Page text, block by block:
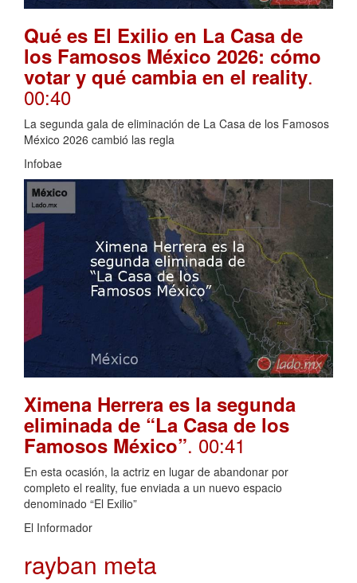
Qué es El Exilio en La Casa de
los Famosos México 2026: cómo
votar y qué cambia en el reality.
00:40
La segunda gala de eliminación de La Casa de los Famosos
México 2026 cambió las regla
Infobae
Ximena Herrera es la segunda
eliminada de “La Casa de los
Famosos México”. 00:41
En esta ocasión, la actriz en lugar de abandonar por
completo el reality, fue enviada a un nuevo espacio
denominado “El Exilio”
El Informador
rayban meta